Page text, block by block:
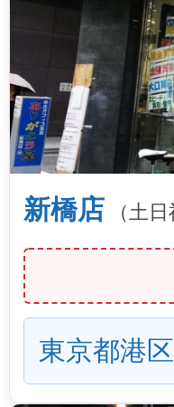
新橋店 （土日
東京都港